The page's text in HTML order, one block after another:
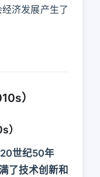
济发展产生了
）
）
世纪50年
了技术创新和